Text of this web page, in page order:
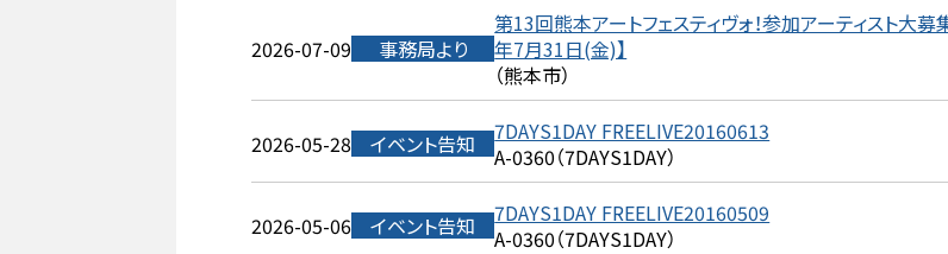
2026-07-09 事務局より
第13回熊本アートフェスティヴォ！参加アーティスト
年7月31日(金)】
（熊本市）
2026-05-28 イベント告知
7DAYS1DAY FREELIVE20160613
A-0360（7DAYS1DAY）
2026-05-06 イベント告知
7DAYS1DAY FREELIVE20160509
A-0360（7DAYS1DAY）